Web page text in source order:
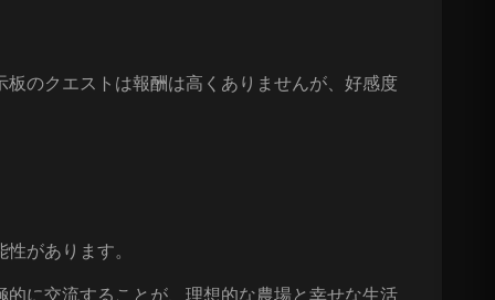
のクエストは報酬は高くありませんが、好感度
があります。
に交流することが、理想的な農場と幸せな生活